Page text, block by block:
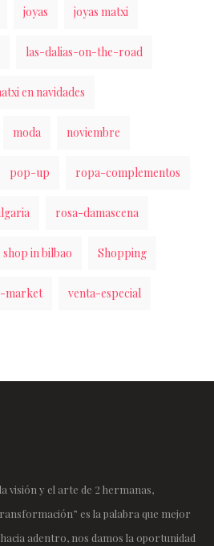
joyas joyas matxi
las-dalias-on-the-road
en navidades
moda noviembre
pop-up ropa-complementos
rosa-damascena
shop in bilbao Shopping
market venta-especial
visión y el arte de 2 hermanas,
es la palabra que mejor
adentro, nos damos la oportunidad